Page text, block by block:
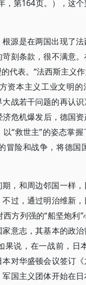
第164页。），这
源是在两国出现了
刻条款，很不满意
代表。“法西斯主义
资本主义工业文明
战若干问题的再认
危机爆发后，德国
“救世主”的姿态掌
冒险和战争，将德
，和周边邻国一样
过，通过明治维新
方列强的“船坚炮利
意志，其基本的政
果说，在一战前，
对华盛顿会议签订
国主义团体开始在